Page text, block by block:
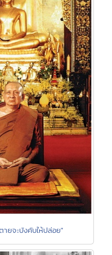
ยจะบังคับให้ปล่อย"